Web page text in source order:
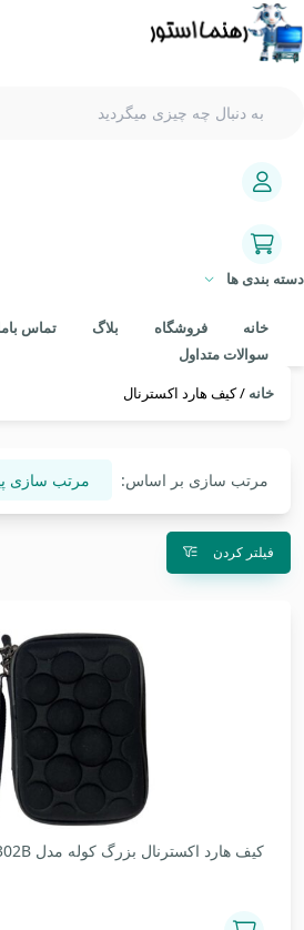
دسته بندی ها
خانه فروشگاه بلاگ تماس
سوالات متداول
خانه / کیف هارد اکسترنال
مرتب سازی بر اساس: مرتب سازی
فیلتر کردن
کیف هارد اکسترنال بزرگ کوله مدل KL2302B